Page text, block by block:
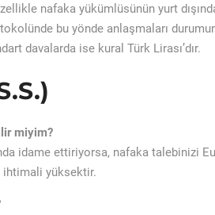
nafaka yükümlüsünün yurt
bu yönde anlaşmaları
davalarda ise kural Türk Lirası’dır.
miyim?
idame ettiriyorsa, nafaka talebinizi
ihtimali yüksektir.